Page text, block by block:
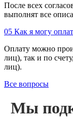
После всех
выполнят все
05 Как я могу
Оплату можно
лиц), так и по
лиц).
Все вопросы
Мы